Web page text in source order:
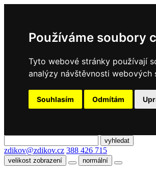
Používáme soubory
Tyto webové stránky používají
analýzy návštěvnosti
Souhlasím Odmítám
zdikov@zdikov.cz 388 426 715
velikost zobrazení normální